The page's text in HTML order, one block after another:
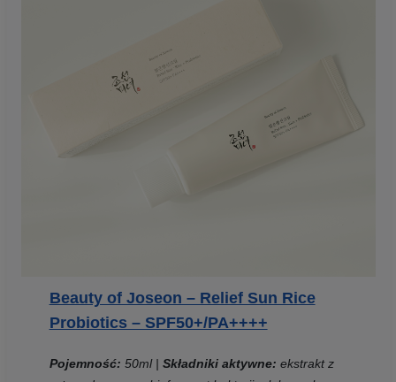
Beauty of Joseon – Relief Sun Rice
Probiotics – SPF50+/PA++++
Pojemność: 50ml | Składniki aktywne: ekstrakt z